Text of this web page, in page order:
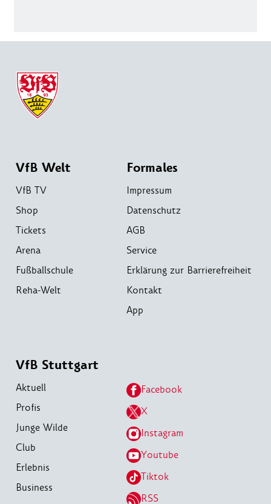
VfB Welt
VfB TV
Shop
Tickets
Arena
Fußballschule
Reha-Welt
Formales
Impressum
Datenschutz
AGB
Service
Erklärung zur Barrierefreiheit
Kontakt
App
VfB Stuttgart
Aktuell
Profis
Junge Wilde
Club
Erlebnis
Business
Facebook
X
Instagram
Youtube
Tiktok
RSS